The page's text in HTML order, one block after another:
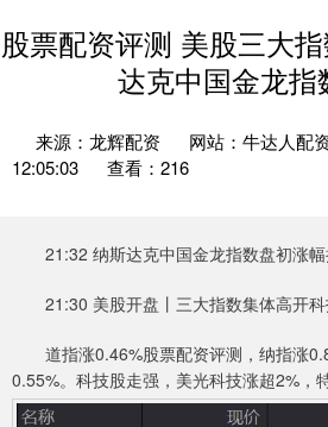
股票配资评测 美股三大
达克中国金龙指
来源：龙辉配资 网站：牛达人配
12:05:03
查看：216
21:32 纳斯达克中国金龙指数盘初涨幅
21:30 美股开盘丨三大指数集体高开科
道指涨0.46%股票配资评测，纳指涨
0.55%。科技股走强，美光科技涨超2%，